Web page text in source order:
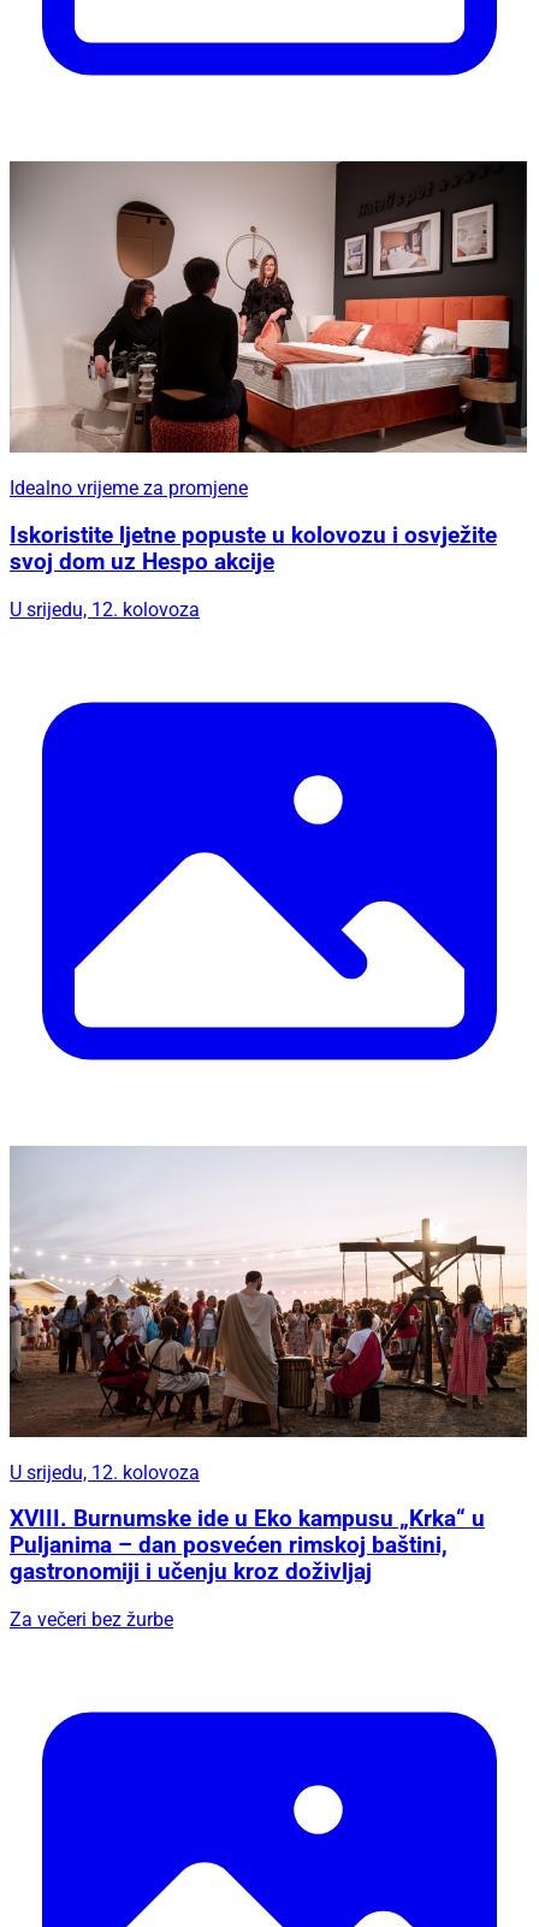
Idealno vrijeme za promjene
Iskoristite ljetne popuste u kolovozu i osvježite
svoj dom uz Hespo akcije
U srijedu, 12. kolovoza
U srijedu, 12. kolovoza
XVIII. Burnumske ide u Eko kampusu „Krka“ u
Puljanima – dan posvećen rimskoj baštini,
gastronomiji i učenju kroz doživljaj
Za večeri bez žurbe